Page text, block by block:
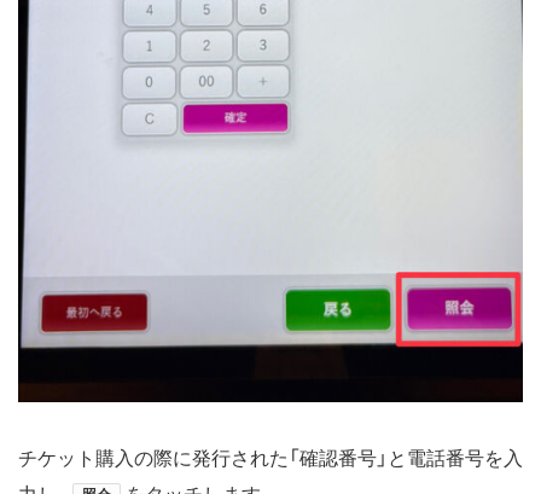
チケット購入の際に発行された「確認番号」と電話番号を入